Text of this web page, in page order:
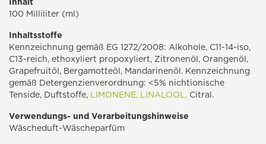
Inhalt
100 Milliliter (ml)
Inhaltsstoffe
Kennzeichnung gemäß EG 1272/2008: Alkohole, C11-14-iso,
C13-reich, ethoxyliert propoxyliert, Zitronenöl, Orangenöl,
Grapefruitöl, Bergamotteöl, Mandarinenöl. Kennzeichnung
gemäß Detergenzienverordnung: <5% nichtionische
Tenside, Duftstoffe, LIMONENE, LINALOOL, Citral.
Verwendungs- und Verarbeitungshinweise
Wäscheduft-Wäscheparfüm